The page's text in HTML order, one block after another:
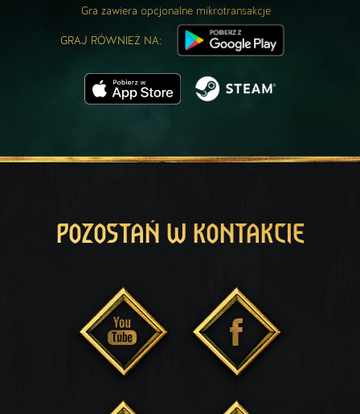
Gra zawiera opcjonalne mikrotransakcje
GRAJ RÓWNIEŻ NA:
POZOSTAŃ W KONTAKCIE